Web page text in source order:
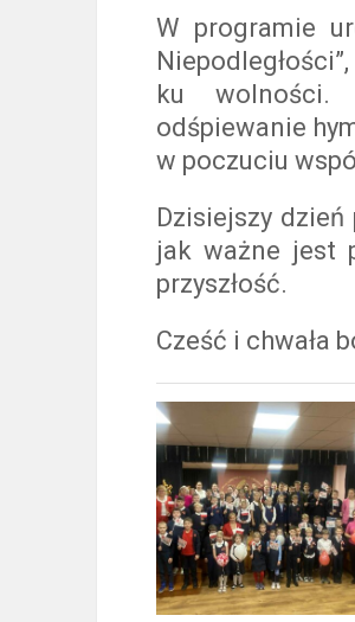
W programie
ku wolności.
odśpiewanie
w poczuciu
Dzisiejszy
jak ważne jest
przyszłość.
Cześć i chwała